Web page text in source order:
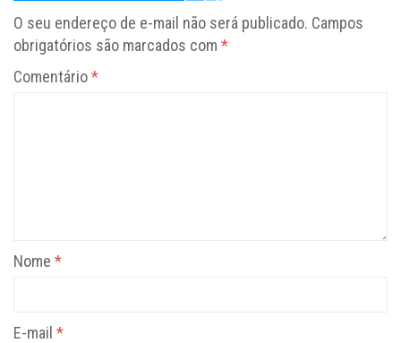
O seu endereço de e-mail não será publicado. Campos
obrigatórios são marcados com *
Comentário*
Nome *
E-mail *